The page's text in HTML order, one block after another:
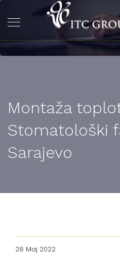
Montaža
Stomatološki
Sarajevo
28 Maj 2022